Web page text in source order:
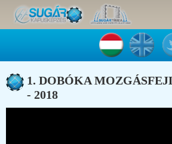
1. DOBÓKA
- 2018